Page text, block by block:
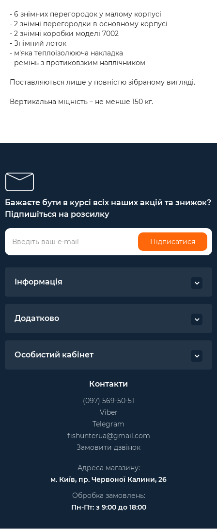
- 6 знімних перегородок у малому корпусі
- 2 знімні перегородки в основному корпусі
- 2 знімні коробки моделі 7002
- Знімний лоток
- м'яка теплоізолююча накладка
- ремінь з протиковзким наплічником
Поставляються лише у повністю зібраному вигляді.
Вертикальна міцність – не менше 150 кг.
Бажаєте бути в курсі всіх наших акцій та знижок?
Підпишіться на розсилку
Підписатися
Інформація
Додатково
Особистий кабінет
Контакти
(097) 569-50-51
Viber
Telegram
fishunterua@gmail.com
Замовити дзвінок
Адреса магазину:
м. Київ, пр. Червоної Калини, 26
Обробка замовлень:
Пн-Пт: з 9:00 до 18:00